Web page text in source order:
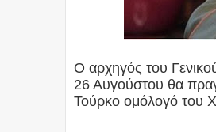
Ο αρχηγός του
26 Αυγούστου θα
Τούρκο ομόλογό του